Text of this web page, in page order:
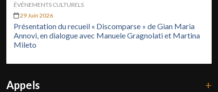
ÉVÉNEMENTS CULTURELS
29 Juin 2026
Présentation du recueil « Discomparse » de Gian Maria
Annovi, en dialogue avec Manuele Gragnolati et Martina
Mileto
Appels +